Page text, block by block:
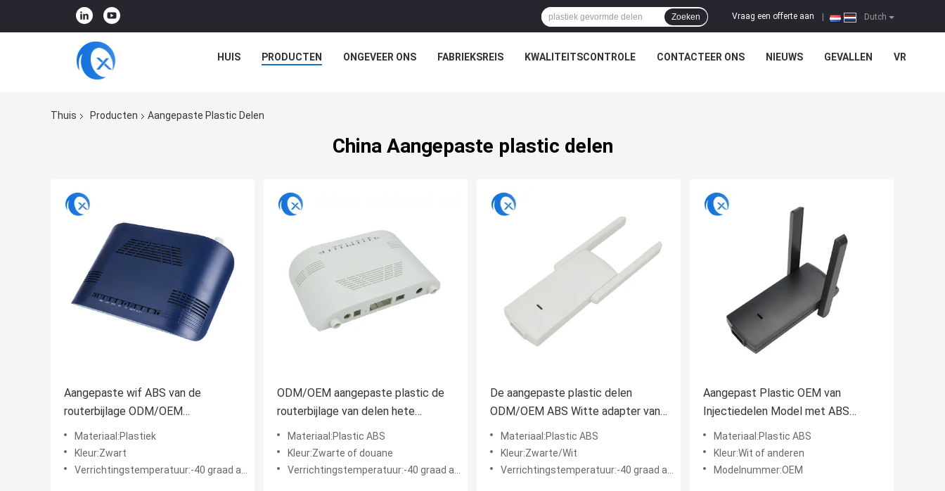
Dutch
Vraag een offerte aan
Zoeken
HUIS PRODUCTEN ONGEVEER ONS FABRIEKSREIS KWALITEITSCONTROLE CONTACTEER ONS NIEUWS GEVALLEN VR
Thuis Producten Aangepaste Plastic Delen
China Aangepaste plastic delen
Aangepaste wif ABS van de
routerbijlage ODM/OEM
plastiekenshell delen
Materiaal:Plastiek
Kleur:Zwart
Verrichtingstemperatuur:-40 graad aan +65 graad
ODM/OEM aangepaste plastic de
routerbijlage van delen hete
verkopende wifi
Materiaal:Plastic ABS
Kleur:Zwarte of douane
Verrichtingstemperatuur:-40 graad aan +65 graad
De aangepaste plastic delen
ODM/OEM ABS Witte adapter van
USB WIFI
Materiaal:Plastic ABS
Kleur:Zwarte/Wit
Verrichtingstemperatuur:-40 graad aan +65 graad
Aangepast Plastic OEM van
Injectiedelen Model met ABS
Kunststof
Materiaal:Plastic ABS
Kleur:Wit of anderen
Modelnummer:OEM